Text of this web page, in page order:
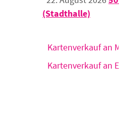
(Stadthalle)
Kartenverkauf an
Kartenverkauf an